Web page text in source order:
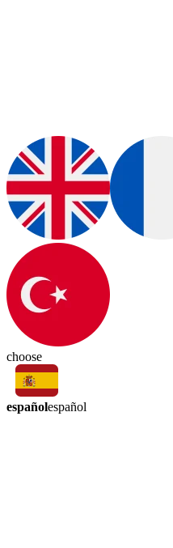
choose
españolespañol